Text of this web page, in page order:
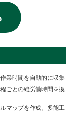
業時間を自動的に収集
ごとの総労働時間を換
マップを作成。多能工